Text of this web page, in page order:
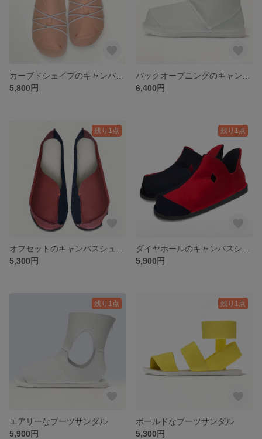
5,800円
6,400円
残り1点
5,300円
残り1点
5,900円
残り1点
エアリーなブーツサンダル
5,900円
残り1点
ボールドなブーツサンダル
5,300円